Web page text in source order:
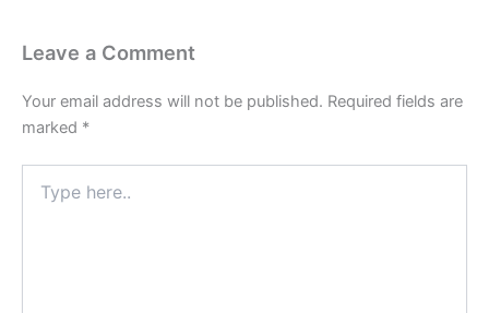
Leave a Comment
Your email address will not be published. Required fields are
marked *
here..